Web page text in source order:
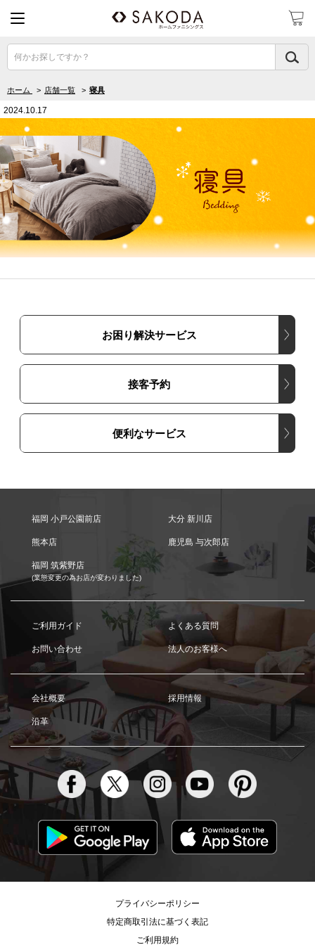
何かお探しですか？
ホーム > 店舗一覧 > 寝具
2024.10.17
お困り解決サービス
接客予約
便利なサービス
福岡 小戸公園前店 大分 新川店
熊本店 鹿児島 与次郎店
福岡 筑紫野店
(業態変更の為お店が変わりました)
ご利用ガイド よくある質問
お問い合わせ 法人のお客様へ
会社概要 採用情報
沿革
プライバシーポリシー
特定商取引法に基づく表記
ご利用規約